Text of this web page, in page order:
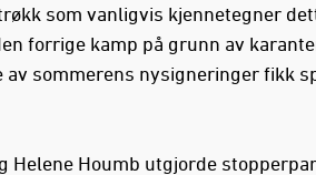
som vanligvis kjennetegner
forrige kamp på grunn av
av sommerens nysigneringer fikk
Helene Houmb utgjorde